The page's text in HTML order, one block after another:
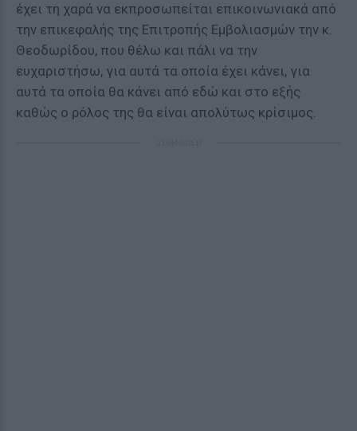
έχει τη χαρά να εκπροσωπείται επικοινωνιακά από
την επικεφαλής της Επιτροπής Εμβολιασμών την κ.
Θεοδωρίδου, που θέλω και πάλι να την
ευχαριστήσω, για αυτά τα οποία έχει κάνει, για
αυτά τα οποία θα κάνει από εδώ και στο εξής
καθώς ο ρόλος της θα είναι απολύτως κρίσιμος.